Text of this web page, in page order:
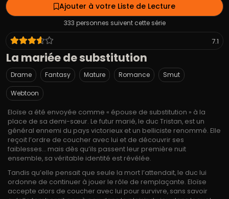
Ajouter à votre Liste de Lecture
333 personnes suivent cette série
7.1
La mariée de substitution
Drame Fantasy Mature Romance Smut
Webtoon
Eloïse a été envoyée comme « épouse de substitution » à la
place de sa demi-sœur. Le futur marié, le duc Tristan, est un
général ennemi du pays victorieux et un belliciste renommé. Elle
reçoit l’ordre de coucher avec lui et de découvrir ses
faiblesses… mais dès qu’ils passent leur première nuit
ensemble, sa véritable identité est révélée.
Tandis qu’elle pensait que seule la mort l’attendait, le duc lui
ordonne de continuer à jouer le rôle de remplaçante. Eloïse
accepte alors de coucher avec lui pour survivre, sans savoir